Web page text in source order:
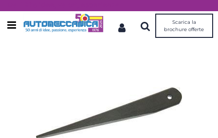
Open menu
Scarica la
brochure offerte